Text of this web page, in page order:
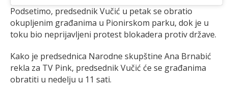
Podsetimo, predsednik Vučić u petak se obratio
okupljenim građanima u Pionirskom parku, dok je u
toku bio neprijavljeni protest blokadera protiv države.
Kako je predsednica Narodne skupštine Ana Brnabić
rekla za TV Pink, predsednik Vučić će se građanima
obratiti u nedelju u 11 sati.